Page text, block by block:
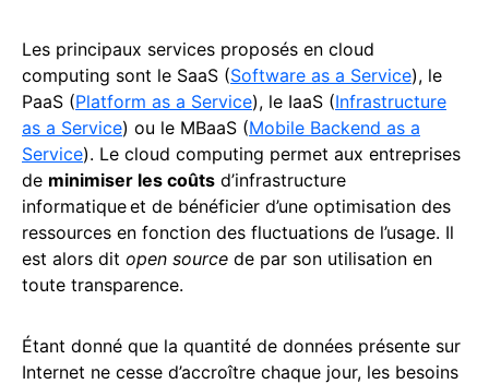
Les principaux services proposés en cloud
computing sont le SaaS (Software as a Service), le
PaaS (Platform as a Service), le IaaS (Infrastructure
as a Service) ou le MBaaS (Mobile Backend as a
Service). Le cloud computing permet aux entreprises
de minimiser les coûts d’infrastructure
informatiqueet de bénéficier d’une optimisation des
ressources en fonction des fluctuations de l’usage. Il
est alors dit open source de par son utilisation en
toute transparence.
Étant donné que la quantité de données présente sur
Internet ne cesse d’accroître chaque jour, les besoins